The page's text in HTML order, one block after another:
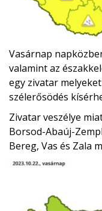
Vasárnap
valamint az
egy zivatar
szélerősödés
Zivatar veszélye
Borsod-Abaúj-
Bereg, Vas és Zala